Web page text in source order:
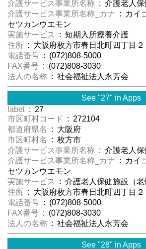
介護サービス事業所名称 : 介護老人保
介護サービス事業所名称_カナ : カイ
セツカンウエモン
実施サービス
: 短期入所療養介護
住所 : 大阪府枚方市春日北町四丁目
電話番号 : (072)808-5000
FAX番号 : (072)808-3030
法人の名称 : 社会福祉法人永芳会
See "27" in Apps
label
: 27
市区町村コード
: 272104
都道府県名
: 大阪府
市区町村名
: 枚方市
介護サービス事業所名称 : 介護老人保
介護サービス事業所名称_カナ : カイ
セツカンウエモン
実施サービス
: 介護老人保健施設（老
住所 : 大阪府枚方市春日北町四丁目
電話番号 : (072)808-5000
FAX番号 : (072)808-3030
法人の名称 : 社会福祉法人永芳会
See "28" in Apps